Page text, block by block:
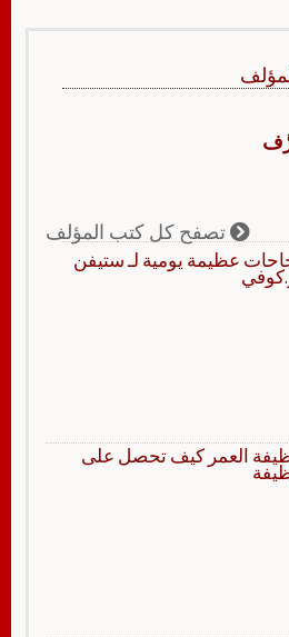
تصفح كل كتب المؤلف
عظيمة يومية لـ ستيفن
العمر كيف تحصل على